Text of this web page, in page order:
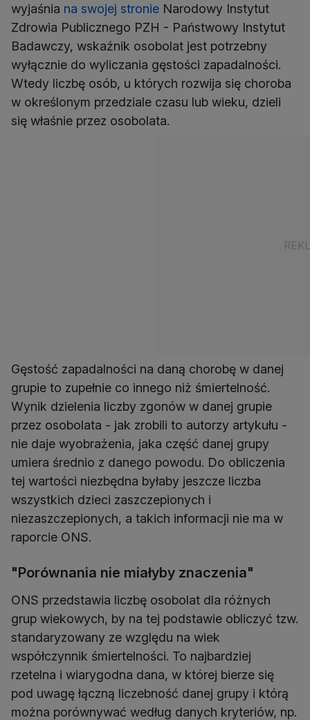
wyjaśnia na swojej stronie Narodowy Instytut
Zdrowia Publicznego PZH - Państwowy Instytut
Badawczy, wskaźnik osobolat jest potrzebny
wyłącznie do wyliczania gęstości zapadalności.
Wtedy liczbę osób, u których rozwija się choroba
w określonym przedziale czasu lub wieku, dzieli
się właśnie przez osobolata.
Gęstość zapadalności na daną chorobę w danej
grupie to zupełnie co innego niż śmiertelność.
Wynik dzielenia liczby zgonów w danej grupie
przez osobolata - jak zrobili to autorzy artykułu -
nie daje wyobrażenia, jaka część danej grupy
umiera średnio z danego powodu. Do obliczenia
tej wartości niezbędna byłaby jeszcze liczba
wszystkich dzieci zaszczepionych i
niezaszczepionych, a takich informacji nie ma w
raporcie ONS.
"Porównania nie miałyby znaczenia"
ONS przedstawia liczbę osobolat dla różnych
grup wiekowych, by na tej podstawie obliczyć tzw.
standaryzowany ze względu na wiek
współczynnik śmiertelności. To najbardziej
rzetelna i wiarygodna dana, w której bierze się
pod uwagę łączną liczebność danej grupy i którą
można porównywać według danych kryteriów, np.